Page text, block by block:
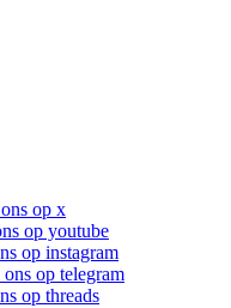
op x
op youtube
op instagram
op telegram
op threads